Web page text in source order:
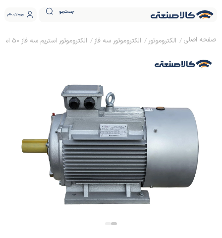
جستجو ورود ثبت نام
الکتروموتور الکتروموتور سه فاز الکتروموتور استریم سه فاز 50 اسب 37 کیلووات پوسته چدنی 3000 دور